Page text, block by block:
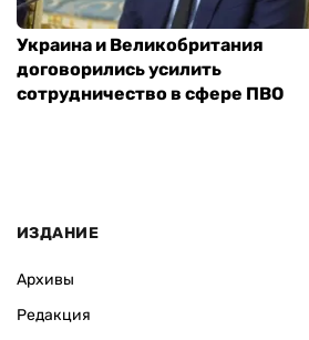
Украина и Великобритания
договорились усилить
сотрудничество в сфере ПВО
ИЗДАНИЕ
Архивы
Редакция